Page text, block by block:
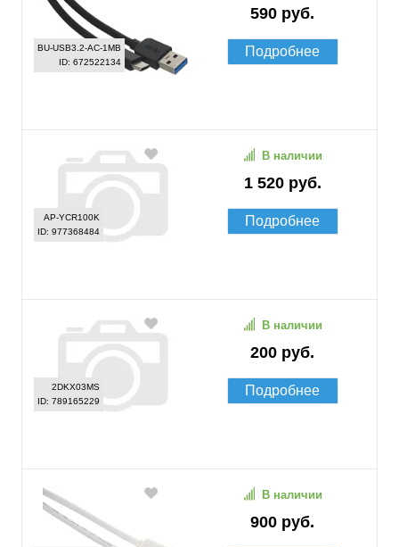
BU-USB3.2-AC-1MB
ID: 672522134
590 руб.
Подробнее
AP-YCR100K
ID: 977368484
1 520 руб.
В наличии
Подробнее
2DKX03MS
ID: 789165229
200 руб.
В наличии
Подробнее
900 руб.
В наличии